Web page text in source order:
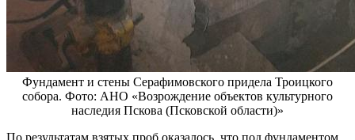
Фундамент и стены Серафимовского придела Троицкого
собора. Фото: АНО «Возрождение объектов культурного
наследия Пскова (Псковской области)»